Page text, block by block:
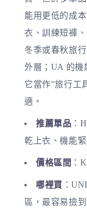
能用更低的成
衣、訓練短褲
冬季或春秋旅
外層；UA 的機
它當作“旅行工
適。
推薦單品 ：
乾上衣、機能
價格區間 ：
哪裡買 ：
區，最容易撿到